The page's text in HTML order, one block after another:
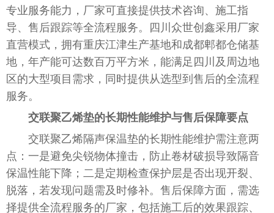
专业服务能力，厂家可直接提供技术咨询、施工指
导、售后跟踪等全流程服务。四川众世创鑫采用厂家
直营模式，拥有重庆江津生产基地和成都郫都仓储基
地，年产能可达数百万平方米，能满足四川及周边地
区的大型项目需求，同时提供从选型到售后的全流程
服务。
交联聚乙烯垫的长期性能维护与售后保障要点
交联聚乙烯隔声保温垫的长期性能维护需注意两
点：一是避免尖锐物体撞击，防止卷材破损导致隔音
保温性能下降；二是定期检查保护层是否出现开裂、
脱落，若发现问题需及时修补。售后保障方面，需选
择提供全流程服务的厂家，包括施工后的效果跟踪、